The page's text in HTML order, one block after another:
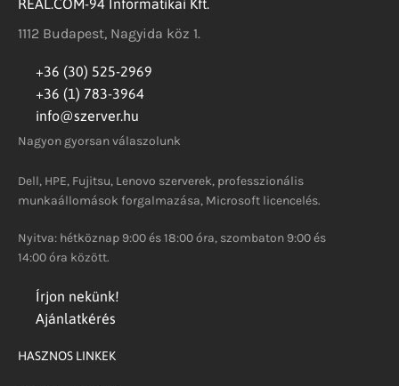
REAL.COM-94 Informatikai Kft.
1112 Budapest, Nagyida köz 1.
+36 (30) 525-2969
+36 (1) 783-3964
info@szerver.hu
Nagyon gyorsan válaszolunk
Dell, HPE, Fujitsu, Lenovo szerverek, professzionális
munkaállomások forgalmazása, Microsoft licencelés.
Nyitva: hétköznap 9:00 és 18:00 óra, szombaton 9:00 és
14:00 óra között.
Írjon nekünk!
Ajánlatkérés
HASZNOS LINKEK